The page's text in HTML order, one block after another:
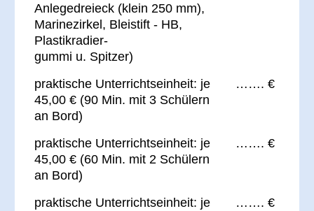
Anlegedreieck (klein 250 mm),
Marinezirkel, Bleistift - HB,
Plastikradier-
gummi u. Spitzer)
praktische Unterrichtseinheit: je
45,00 € (90 Min. mit 3 Schülern
an Bord)
……. €
praktische Unterrichtseinheit: je
45,00 € (60 Min. mit 2 Schülern
an Bord)
……. €
praktische Unterrichtseinheit: je
……. €